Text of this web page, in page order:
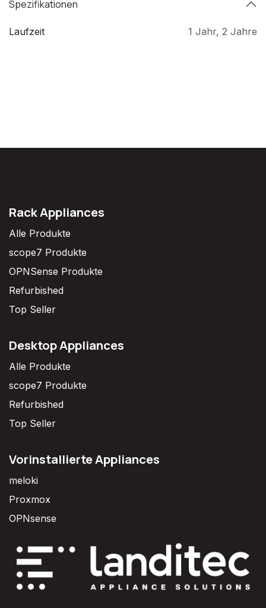
Spezifikationen
Laufzeit 1 Jahr, 2 Jahre
Rack Appliances
Alle Produkte
scope7 Produkte
OPNSense Produkte
Refurbished
Top Seller
Desktop Appliances
Alle Produkte
scope7 Produkte
Refurbished
Top Seller
Vorinstallierte Appliances
meloki
Proxmox
OPNsense